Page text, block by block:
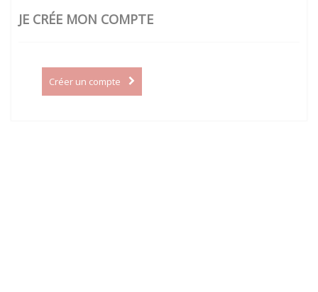
JE CRÉE MON COMPTE
Créer un compte